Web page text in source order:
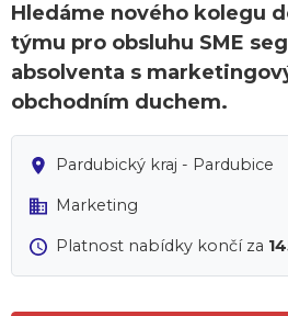
Hledáme nového kolegu
týmu pro obsluhu SME
absolventa s
obchodním duchem.
Pardubický kraj - Pardubice
Marketing
Platnost nabídky končí za